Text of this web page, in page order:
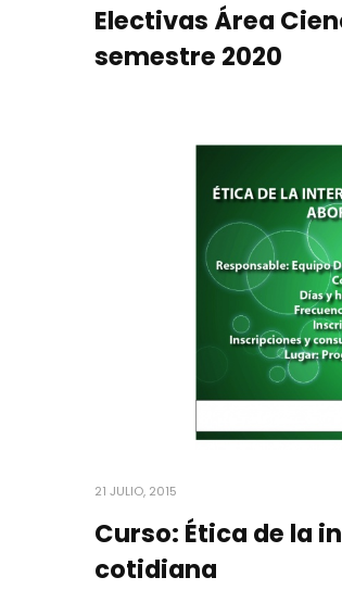
Electivas Área
semestre 2020
21 JULIO, 2015
Curso: Ética de la
cotidiana